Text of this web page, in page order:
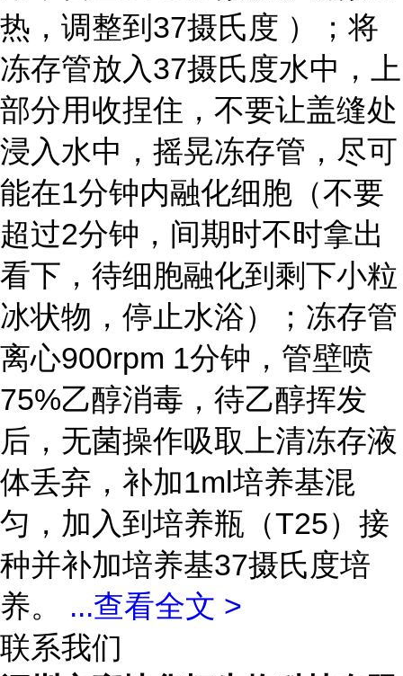
热，调整到37摄氏度 ）；将
冻存管放入37摄氏度水中，上
部分用收捏住，不要让盖缝处
浸入水中，摇晃冻存管，尽可
能在1分钟内融化细胞（不要
超过2分钟，间期时不时拿出
看下，待细胞融化到剩下小粒
冰状物，停止水浴）；冻存管
离心900rpm 1分钟，管壁喷
75%乙醇消毒，待乙醇挥发
后，无菌操作吸取上清冻存液
体丢弃，补加1ml培养基混
匀，加入到培养瓶（T25）接
种并补加培养基37摄氏度培
养。 ...查看全文 >
联系我们